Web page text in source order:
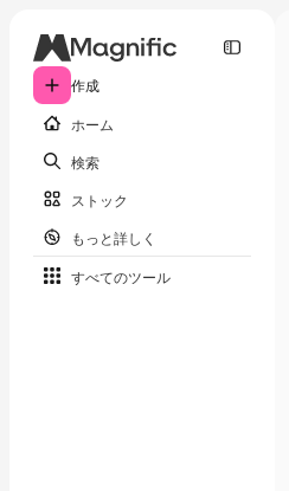
作成
ホーム
検索
ストック
もっと詳しく
すべてのツール